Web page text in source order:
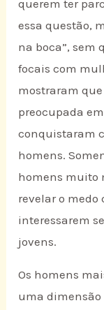
querem ter
essa questão,
na boca”, sem
focais com
mostraram
preocupada
conquistaram
homens.
homens muito
revelar o medo
interessarem
jovens.
Os homens
uma